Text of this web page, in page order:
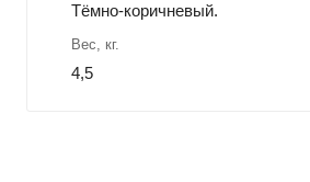
Тёмно-коричневый.
Вес, кг.
4,5